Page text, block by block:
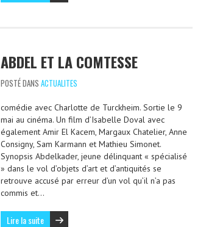
ABDEL ET LA COMTESSE
POSTÉ DANS ACTUALITES
comédie avec Charlotte de Turckheim. Sortie le 9
mai au cinéma. Un film d’Isabelle Doval avec
également Amir El Kacem, Margaux Chatelier, Anne
Consigny, Sam Karmann et Mathieu Simonet.
Synopsis Abdelkader, jeune délinquant « spécialisé
» dans le vol d’objets d’art et d’antiquités se
retrouve accusé par erreur d’un vol qu’il n’a pas
commis et…
Lire la suite